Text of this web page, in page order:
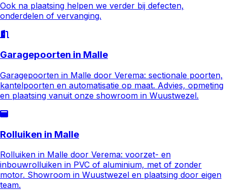
Ook na plaatsing helpen we verder bij defecten,
onderdelen of vervanging.
Garagepoorten in Malle
Garagepoorten in Malle door Verema: sectionale poorten,
kantelpoorten en automatisatie op maat. Advies, opmeting
en plaatsing vanuit onze showroom in Wuustwezel.
Rolluiken in Malle
Rolluiken in Malle door Verema: voorzet- en
inbouwrolluiken in PVC of aluminium, met of zonder
motor. Showroom in Wuustwezel en plaatsing door eigen
team.